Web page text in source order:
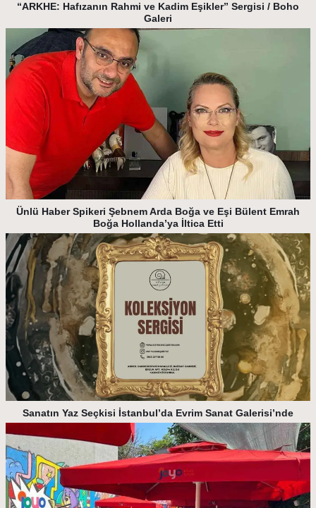
“ARKHE: Hafızanın Rahmi ve Kadim Eşikler” Sergisi / Boho
Galeri
Ünlü Haber Spikeri Şebnem Arda Boğa ve Eşi Bülent Emrah
Boğa Hollanda’ya İltica Etti
Sanatın Yaz Seçkisi İstanbul’da Evrim Sanat Galerisi’nde